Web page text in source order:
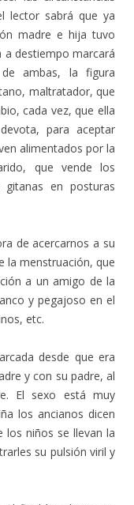
lector sabrá que ya
madre e hija tuvo
destiempo marcará
ambas, la figura
maltratador, que
cada vez, que ella
para aceptar
alimentados por la
que vende los
en posturas
de acercarnos a su
la menstruación, que
a un amigo de la
y pegajoso en el
etc.
desde que era
y con su padre, al
El sexo está muy
los ancianos dicen
los niños se llevan la
su pulsión viril y